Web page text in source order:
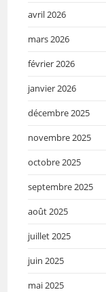
avril 2026
mars 2026
février 2026
janvier 2026
décembre 2025
novembre 2025
octobre 2025
septembre 2025
août 2025
juillet 2025
juin 2025
mai 2025